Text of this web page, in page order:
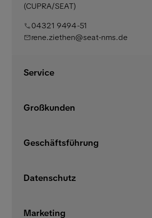
(CUPRA/SEAT)
04321 9494-51
rene.ziethen@seat-nms.de
Service
Großkunden
Geschäftsführung
Datenschutz
Marketing